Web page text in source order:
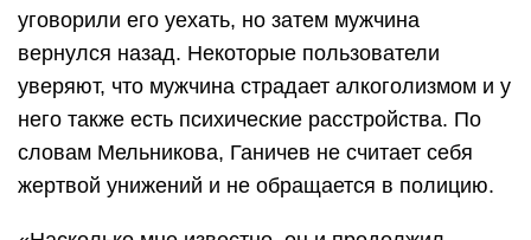
уговорили его уехать, но затем мужчина
вернулся назад. Некоторые пользователи
уверяют, что мужчина страдает алкоголизмом и у
него также есть психические расстройства. По
словам Мельникова, Ганичев не считает себя
жертвой унижений и не обращается в полицию.